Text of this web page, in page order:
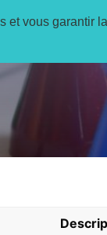
et vous garantir
ligne